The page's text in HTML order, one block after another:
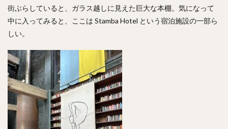
街ぶらしていると、ガラス越しに見えた巨大な本棚。気になって
中に入ってみると、ここは Stamba Hotel という宿泊施設の一部ら
しい。